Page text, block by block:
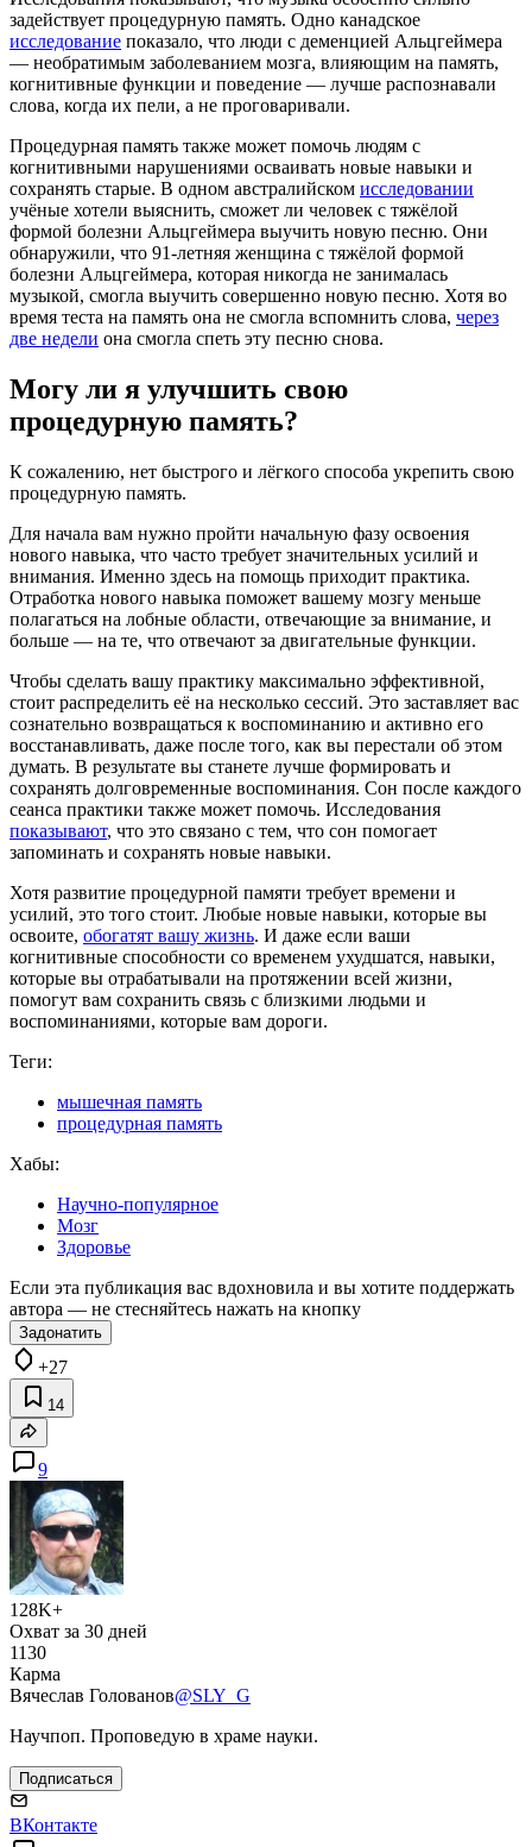
задействует процедурную память. Одно канадское
исследование показало, что люди с деменцией Альцгеймера
— необратимым заболеванием мозга, влияющим на память,
когнитивные функции и поведение — лучше распознавали
слова, когда их пели, а не проговаривали.
Процедурная память также может помочь людям с
когнитивными нарушениями осваивать новые навыки и
сохранять старые. В одном австралийском исследовании
учёные хотели выяснить, сможет ли человек с тяжёлой
формой болезни Альцгеймера выучить новую песню. Они
обнаружили, что 91-летняя женщина с тяжёлой формой
болезни Альцгеймера, которая никогда не занималась
музыкой, смогла выучить совершенно новую песню. Хотя во
время теста на память она не смогла вспомнить слова, через
две недели она смогла спеть эту песню снова.
Могу ли я улучшить свою
процедурную память?
К сожалению, нет быстрого и лёгкого способа укрепить свою
процедурную память.
Для начала вам нужно пройти начальную фазу освоения
нового навыка, что часто требует значительных усилий и
внимания. Именно здесь на помощь приходит практика.
Отработка нового навыка поможет вашему мозгу меньше
полагаться на лобные области, отвечающие за внимание, и
больше — на те, что отвечают за двигательные функции.
Чтобы сделать вашу практику максимально эффективной,
стоит распределить её на несколько сессий. Это заставляет вас
сознательно возвращаться к воспоминанию и активно его
восстанавливать, даже после того, как вы перестали об этом
думать. В результате вы станете лучше формировать и
сохранять долговременные воспоминания. Сон после каждого
сеанса практики также может помочь. Исследования
показывают, что это связано с тем, что сон помогает
запоминать и сохранять новые навыки.
Хотя развитие процедурной памяти требует времени и
усилий, это того стоит. Любые новые навыки, которые вы
освоите, обогатят вашу жизнь. И даже если ваши
когнитивные способности со временем ухудшатся, навыки,
которые вы отрабатывали на протяжении всей жизни,
помогут вам сохранить связь с близкими людьми и
воспоминаниями, которые вам дороги.
Теги:
мышечная память
процедурная память
Хабы:
Научно-популярное
Мозг
Здоровье
Если эта публикация вас вдохновила и вы хотите поддержать
автора — не стесняйтесь нажать на кнопку
Задонатить
+27
14
9
128K+
Охват за 30 дней
1130
Карма
Вячеслав Голованов@SLY_G
Научпоп. Проповедую в храме науки.
Подписаться
ВКонтакте